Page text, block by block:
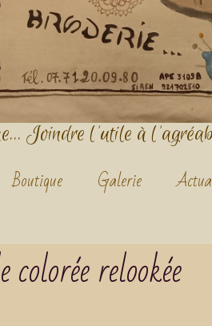
Joindre l'utile à
Boutique Galerie
relookée